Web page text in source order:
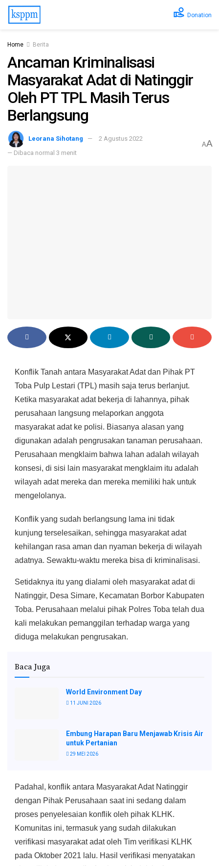
Donation
Home Berita
Ancaman Kriminalisasi
Masyarakat Adat di Natinggir
Oleh PT TPL Masih Terus
Berlangsung
Leorana Sihotang
2 Agustus 2022
— Dibaca normal 3 menit
AA
Konflik Tanah antara Masyarakat Adat dan Pihak PT
Toba Pulp Lestari (TPL) masih saja terus berlanjut.
Ketika masyarakat adat bekerja di lahannya, pihak
perusahaan langsung melaporkan anggota
masyarakat adat ke polisi. Biasanya alasan yang
digunakan adalah pengrusakan tanaman perusahaan.
Perusahaan mengklaim bahwa lahan adalah wilayah
konsesi, di sisi lain masyarakat mengklaim itu adalah
wilayah adat mereka dan mereka memiliki hak untuk
mengelolanya.
Konflik yang sudah berlangsung lama ini tidak
kunjung terselesaikan, sehingga masyarakat adat
kehilangan rasa aman dan nyaman bekerja di wilayah
adatnya. Sewaktu-waktu mereka bisa di kriminalisasi.
Setidaknya itu yang dialami oleh masyarakat adat di
Natinggir, Desa Simare, Kecamatan Borbor Kabupaten
Toba. Perusahaan melalui pihak Polres Toba telah dua
kali melakukan pemanggilan terhadap warga yang
diduga melakukan pengrusakan.
Baca Juga
World Environment Day
11 JUNI 2026
Embung Harapan Baru Menjawab Krisis Air
untuk Pertanian
29 MEI 2026
Padahal, konflik antara Masyarakat Adat Natinggir
dengan Pihak Perusahaan saat ini sedang dalam
proses penyelesaian konflik oleh pihak KLHK.
Komunitas ini, termasuk yang sudah dilakukan
verifikasi masyarakat adat oleh Tim verifikasi KLHK
pada Oktober 2021 lalu. Hasil verifikasi menyatakan